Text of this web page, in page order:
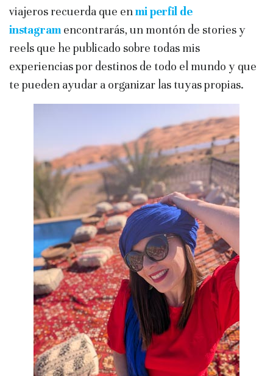
viajeros recuerda que en mi perfil de
instagram encontrarás, un montón de stories y
reels que he publicado sobre todas mis
experiencias por destinos de todo el mundo y que
te pueden ayudar a organizar las tuyas propias.